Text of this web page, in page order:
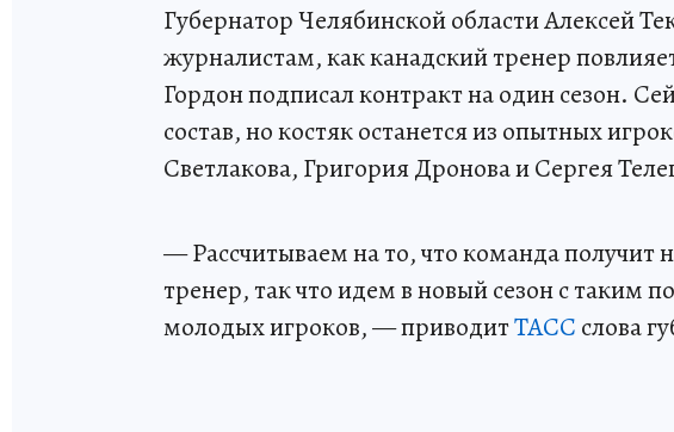
Губернатор Челябинской области Алексей
журналистам, как канадский тренер
Гордон подписал контракт на один сезон.
состав, но костяк останется из опытных
Светлакова, Григория Дронова и Сергея
— Рассчитываем на то, что команда
тренер, так что идем в новый сезон с
молодых игроков, — приводитТАСС слова